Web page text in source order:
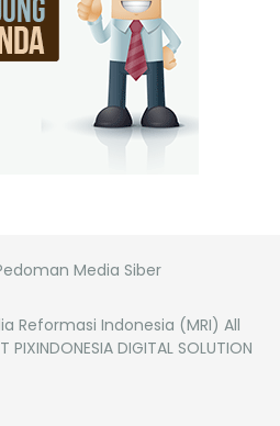
Media Siber
Reformasi Indonesia (MRI) All
DIGITAL SOLUTION